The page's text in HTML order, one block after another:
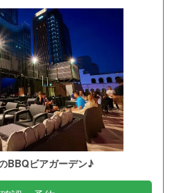
BBQビアガーデン♪